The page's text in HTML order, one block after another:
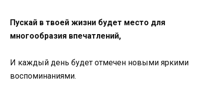
Пускай в твоей жизни будет место для
многообразия впечатлений,
И каждый день будет отмечен новыми яркими
воспоминаниями.